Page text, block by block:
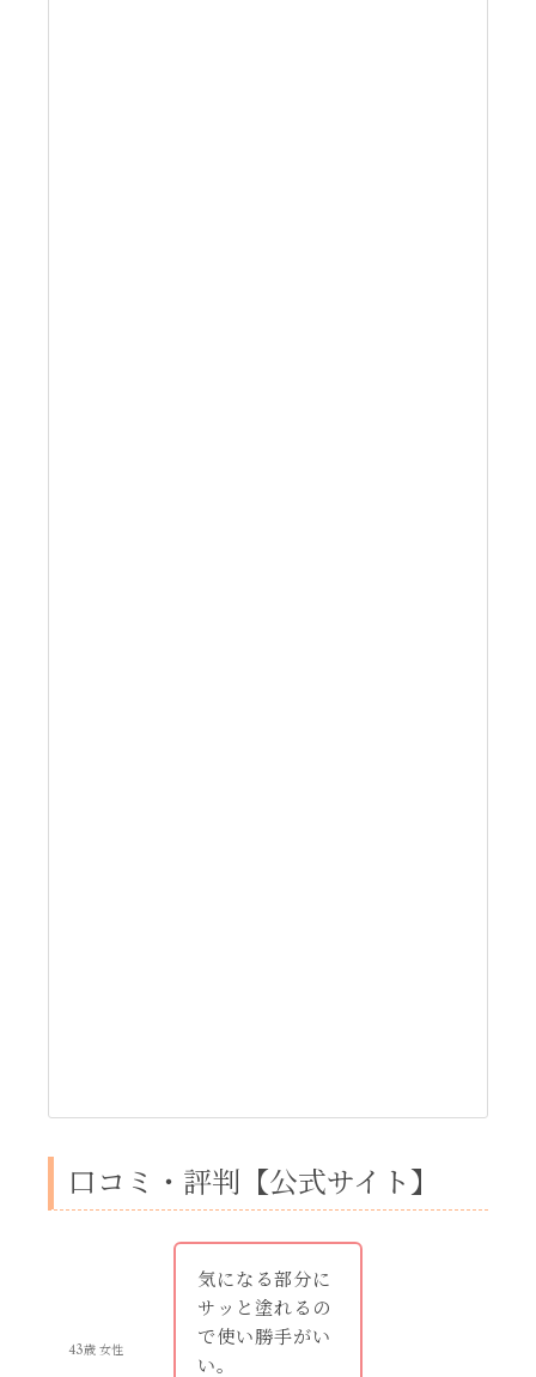
口コミ・評判【公式サイト】
43歳 女性
気になる部分に
サッと塗れるの
で使い勝手がい
い。